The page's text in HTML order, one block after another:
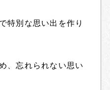
特別な思い出を作り
、忘れられない思い